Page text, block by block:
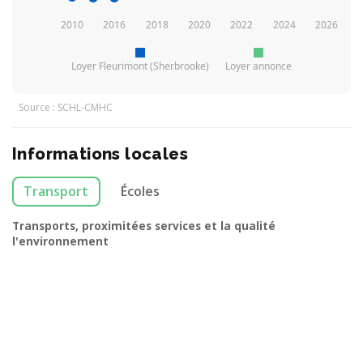
Loyer Fleurimont (Sherbrooke) Loyer annonce
2010 2016 2018 2020 2022 2024 2026
Source : SCHL-CMHC
Informations locales
Transport Écoles
Transports, proximitées services et la qualité
l'environnement